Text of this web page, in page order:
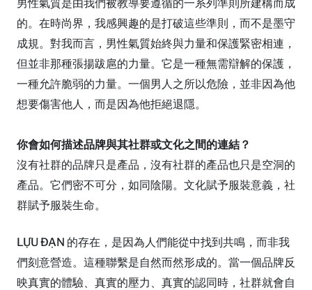
男性氣質是由我們被教導要遵循的一系列準則所建構而成
的。在時尚界，我感興趣的是打破這些準則，而不是墨守
成規。對我而言，男性氣質始終與力量和保護緊密相連，
但並非那種張揚跋扈的力量。它是一種無需辯解的保護，
一種允許脆弱的力量。一個男人之所以危險，並非因為他
想要傷害他人，而是因為他拒絕退隱。
你會如何描述品牌與其社群或文化之間的連結？
沒有社群的品牌只是產品，沒有社群的產品也只是空洞的
產品。它們密不可分，如同陰陽。文化賦予服裝意義，社
群賦予服裝生命。
LỰU ĐẠN 的存在，是因為人們能從中找到共鳴，而非我
們刻意營造。這種聯繫是自然而然形成的。當一個品牌反
映真實的體驗、真實的壓力、真實的認同時，社群就會自